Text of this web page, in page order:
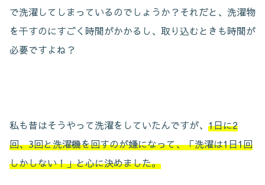
で洗濯してしまっているのでしょうか？それだと、洗濯物
を干すのにすごく時間がかかるし、取り込むときも時間が
必要ですよね？
私も昔はそうやって洗濯をしていたんですが、 1日に2
回、3回と洗濯機を回すのが嫌になって、「洗濯は1日1回
しかしない！」と心に決めました。